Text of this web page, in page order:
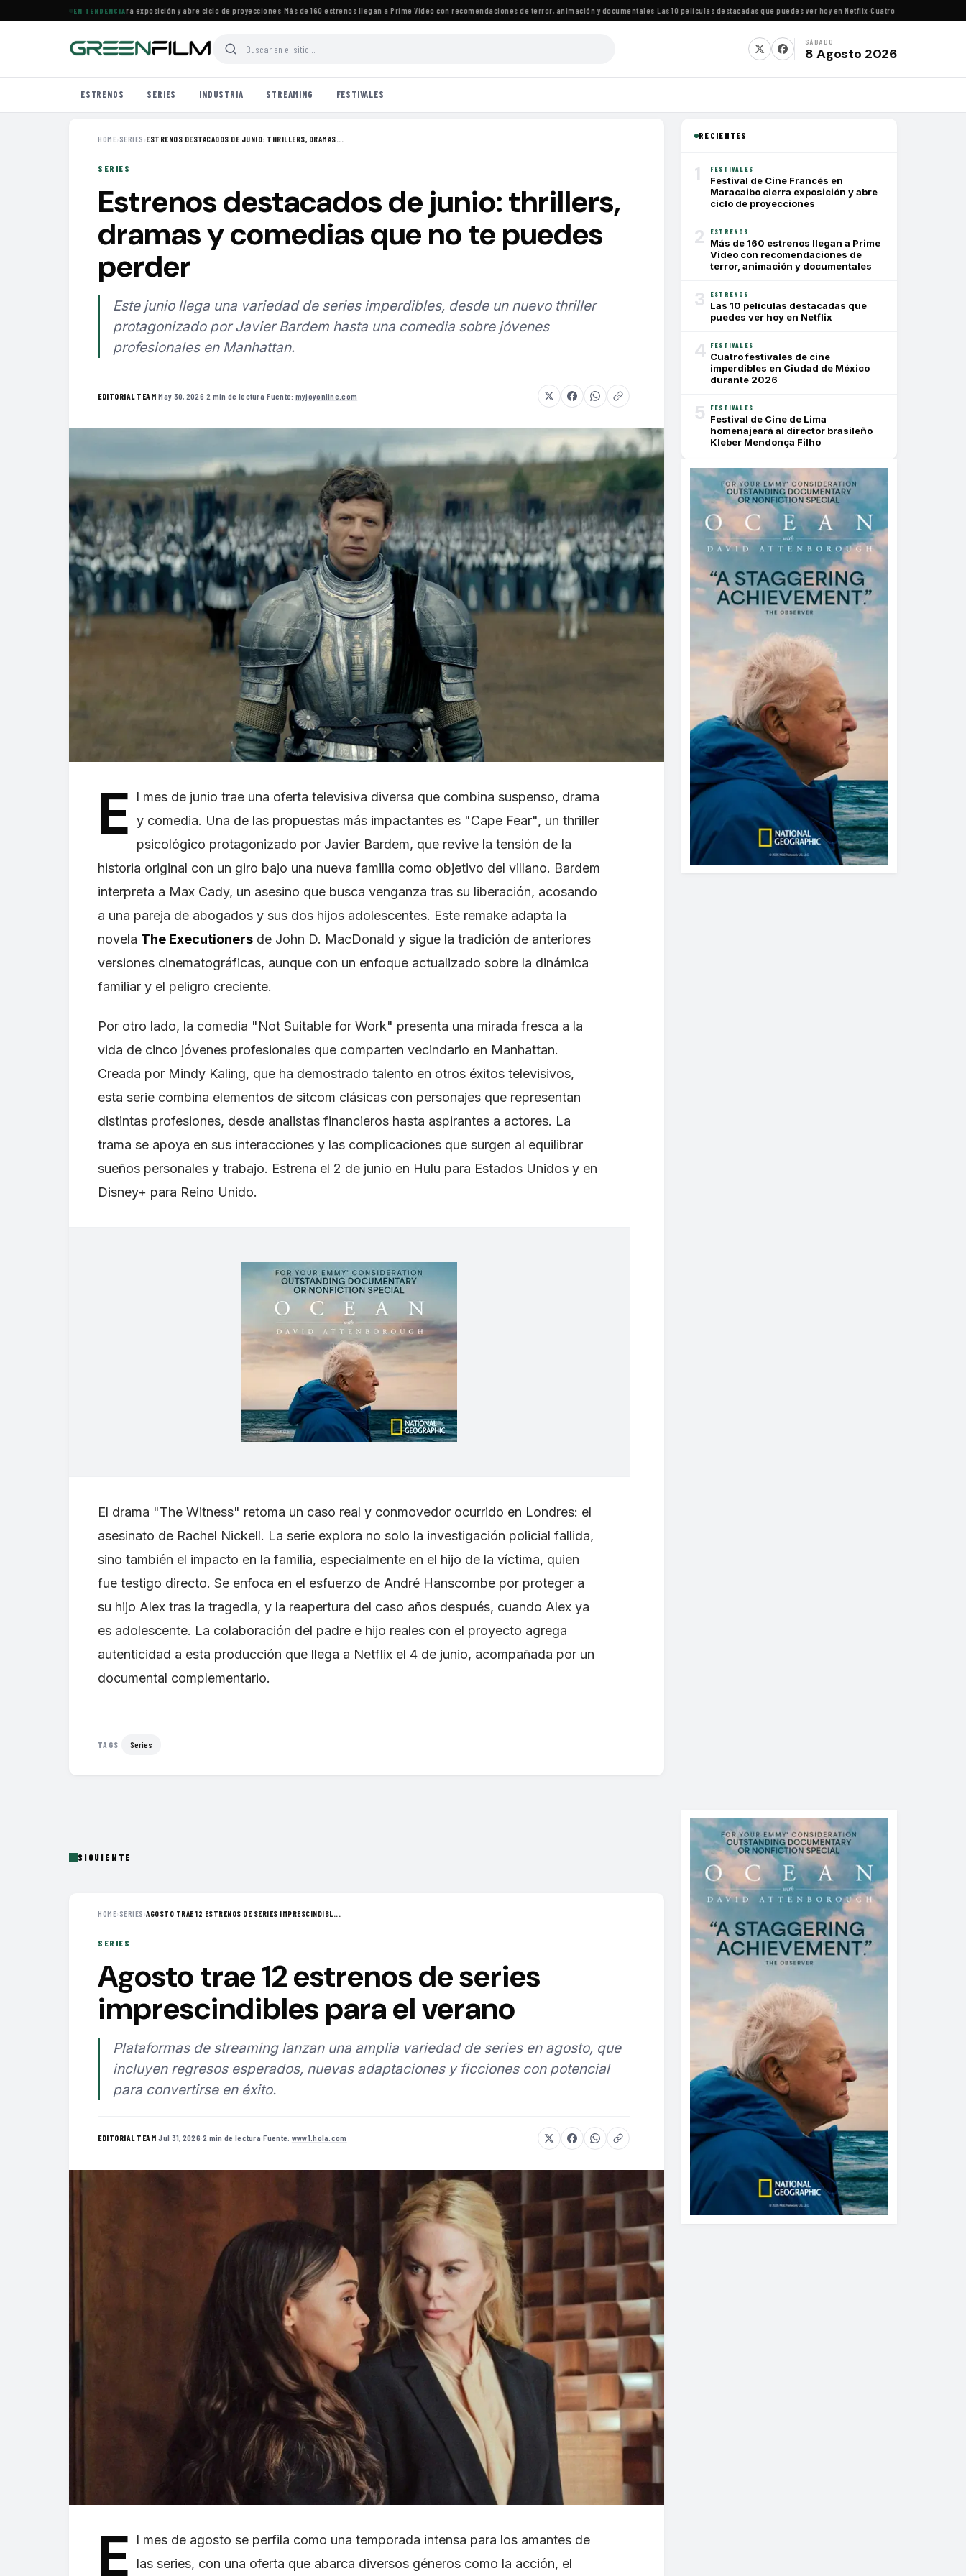
EN TENDENCIA
Francés en Maracaibo cierra exposición y abre ciclo de proyecciones·Más de 160 estrenos llegan a Prime Video con recomendaciones de terror, animación y documentales·Las 10 películas destacadas que puedes ver hoy en Netflix·Cuatro festivales de cine
SÁBADO
8 Agosto 2026
ESTRENOS SERIES INDUSTRIA STREAMING FESTIVALES
HOME› SERIES ›ESTRENOS DESTACADOS DE JUNIO: THRILLERS, DRAMAS...
SERIES
Estrenos destacados de junio: thrillers,
dramas y comedias que no te puedes
perder
Este junio llega una variedad de series imperdibles, desde un nuevo thriller
protagonizado por Javier Bardem hasta una comedia sobre jóvenes
profesionales en Manhattan.
EDITORIAL TEAM·May 30, 2026·2 min de lectura·Fuente: myjoyonline.com
E
l mes de junio trae una oferta televisiva diversa que combina suspenso, drama
y comedia. Una de las propuestas más impactantes es "Cape Fear", un thriller
psicológico protagonizado por Javier Bardem, que revive la tensión de la
historia original con un giro bajo una nueva familia como objetivo del villano. Bardem
interpreta a Max Cady, un asesino que busca venganza tras su liberación, acosando
a una pareja de abogados y sus dos hijos adolescentes. Este remake adapta la
novela The Executioners de John D. MacDonald y sigue la tradición de anteriores
versiones cinematográficas, aunque con un enfoque actualizado sobre la dinámica
familiar y el peligro creciente.
Por otro lado, la comedia "Not Suitable for Work" presenta una mirada fresca a la
vida de cinco jóvenes profesionales que comparten vecindario en Manhattan.
Creada por Mindy Kaling, que ha demostrado talento en otros éxitos televisivos,
esta serie combina elementos de sitcom clásicas con personajes que representan
distintas profesiones, desde analistas financieros hasta aspirantes a actores. La
trama se apoya en sus interacciones y las complicaciones que surgen al equilibrar
sueños personales y trabajo. Estrena el 2 de junio en Hulu para Estados Unidos y en
Disney+ para Reino Unido.
El drama "The Witness" retoma un caso real y conmovedor ocurrido en Londres: el
asesinato de Rachel Nickell. La serie explora no solo la investigación policial fallida,
sino también el impacto en la familia, especialmente en el hijo de la víctima, quien
fue testigo directo. Se enfoca en el esfuerzo de André Hanscombe por proteger a
su hijo Alex tras la tragedia, y la reapertura del caso años después, cuando Alex ya
es adolescente. La colaboración del padre e hijo reales con el proyecto agrega
autenticidad a esta producción que llega a Netflix el 4 de junio, acompañada por un
documental complementario.
TAGS Series
RECIENTES
1 FESTIVALES
Festival de Cine Francés en
Maracaibo cierra exposición y abre
ciclo de proyecciones
2 ESTRENOS
Más de 160 estrenos llegan a Prime
Video con recomendaciones de
terror, animación y documentales
3 ESTRENOS
Las 10 películas destacadas que
puedes ver hoy en Netflix
4 FESTIVALES
Cuatro festivales de cine
imperdibles en Ciudad de México
durante 2026
5 FESTIVALES
Festival de Cine de Lima
homenajeará al director brasileño
Kleber Mendonça Filho
SIGUIENTE
HOME› SERIES ›AGOSTO TRAE 12 ESTRENOS DE SERIES IMPRESCINDIBL...
SERIES
Agosto trae 12 estrenos de series
imprescindibles para el verano
Plataformas de streaming lanzan una amplia variedad de series en agosto, que
incluyen regresos esperados, nuevas adaptaciones y ficciones con potencial
para convertirse en éxito.
EDITORIAL TEAM·Jul 31, 2026·2 min de lectura·Fuente: www1.hola.com
E
l mes de agosto se perfila como una temporada intensa para los amantes de
las series, con una oferta que abarca diversos géneros como la acción, el